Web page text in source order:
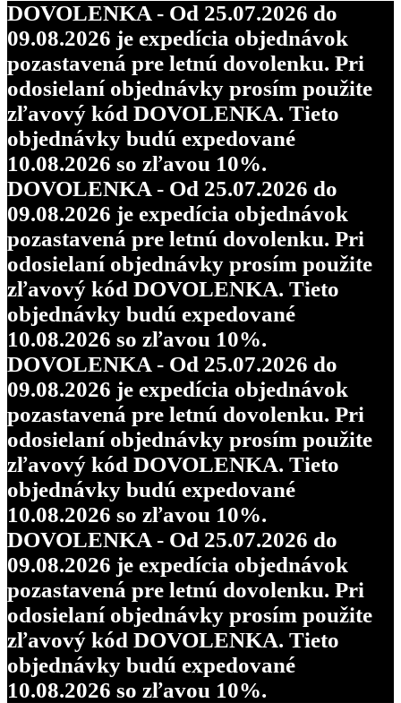
DOVOLENKA - Od 25.07.2026 do
09.08.2026 je expedícia objednávok
pozastavená pre letnú dovolenku. Pri
odosielaní objednávky prosím použite
zľavový kód DOVOLENKA. Tieto
objednávky budú expedované
10.08.2026 so zľavou 10%.
DOVOLENKA - Od 25.07.2026 do
09.08.2026 je expedícia objednávok
pozastavená pre letnú dovolenku. Pri
odosielaní objednávky prosím použite
zľavový kód DOVOLENKA. Tieto
objednávky budú expedované
10.08.2026 so zľavou 10%.
DOVOLENKA - Od 25.07.2026 do
09.08.2026 je expedícia objednávok
pozastavená pre letnú dovolenku. Pri
odosielaní objednávky prosím použite
zľavový kód DOVOLENKA. Tieto
objednávky budú expedované
10.08.2026 so zľavou 10%.
DOVOLENKA - Od 25.07.2026 do
09.08.2026 je expedícia objednávok
pozastavená pre letnú dovolenku. Pri
odosielaní objednávky prosím použite
zľavový kód DOVOLENKA. Tieto
objednávky budú expedované
10.08.2026 so zľavou 10%.